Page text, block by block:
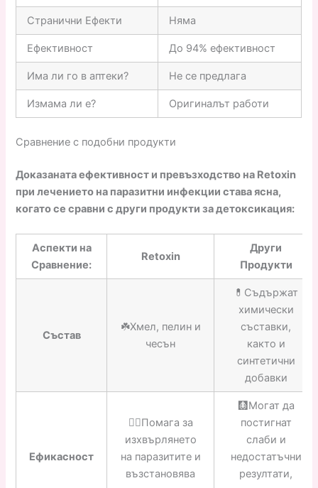
Странични Ефекти Няма
Ефективност До 94% ефективност
Има ли го в аптеки? Не се предлага
Измама ли е? Оригиналът работи
Сравнение с подобни продукти
Доказаната ефективност и превъзходство на Retoxin
при лечението на паразитни инфекции става ясна,
когато се сравни с други продукти за детоксикация:
Аспекти на
Сравнение:
Retoxin
Други
Продукти
Състав
☘️Хмел, пелин и
чесън
💊Съдържат
химически
съставки,
както и
синтетични
добавки
Ефикасност
👍🏼Помага за
изхвърлянето
на паразитите и
възстановява
🩻Могат да
постигнат
слаби и
недостатъчни
резултати,